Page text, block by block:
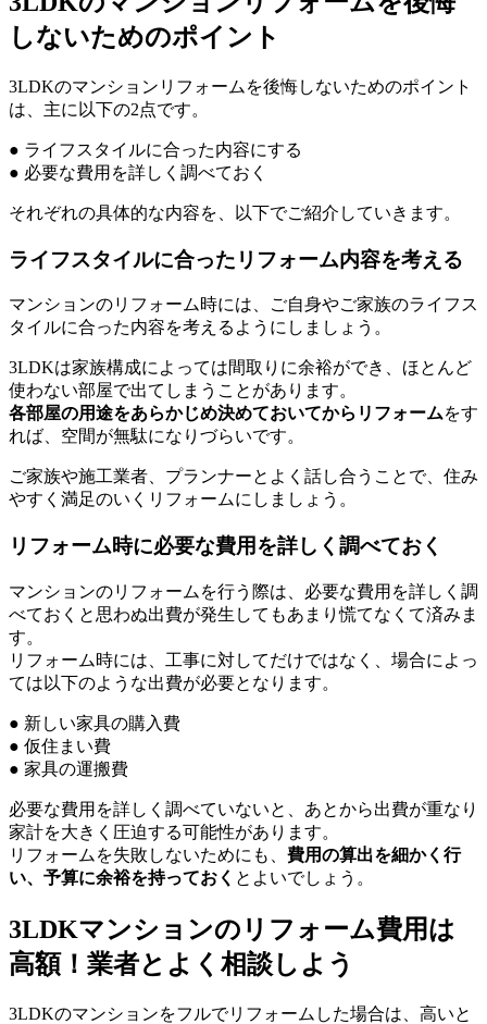
しないためのポイント
3LDKのマンションリフォームを後悔しないためのポイント
は、主に以下の2点です。
● ライフスタイルに合った内容にする
● 必要な費用を詳しく調べておく
それぞれの具体的な内容を、以下でご紹介していきます。
ライフスタイルに合ったリフォーム内容を考える
マンションのリフォーム時には、ご自身やご家族のライフス
タイルに合った内容を考えるようにしましょう。
3LDKは家族構成によっては間取りに余裕ができ、ほとんど
使わない部屋で出てしまうことがあります。
各部屋の用途をあらかじめ決めておいてからリフォームをす
れば、空間が無駄になりづらいです。
ご家族や施工業者、プランナーとよく話し合うことで、住み
やすく満足のいくリフォームにしましょう。
リフォーム時に必要な費用を詳しく調べておく
マンションのリフォームを行う際は、必要な費用を詳しく調
べておくと思わぬ出費が発生してもあまり慌てなくて済みま
す。
リフォーム時には、工事に対してだけではなく、場合によっ
ては以下のような出費が必要となります。
● 新しい家具の購入費
● 仮住まい費
● 家具の運搬費
必要な費用を詳しく調べていないと、あとから出費が重なり
家計を大きく圧迫する可能性があります。
リフォームを失敗しないためにも、 費用の算出を細かく行
い、予算に余裕を持っておく とよいでしょう。
3LDKマンションのリフォーム費用は
高額！業者とよく相談しよう
3LDKのマンションをフルでリフォームした場合は、高いと